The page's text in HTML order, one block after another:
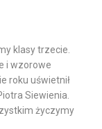
klasy trzecie.
i wzorowe
roku uświetnił
Siewienia.
życzymy